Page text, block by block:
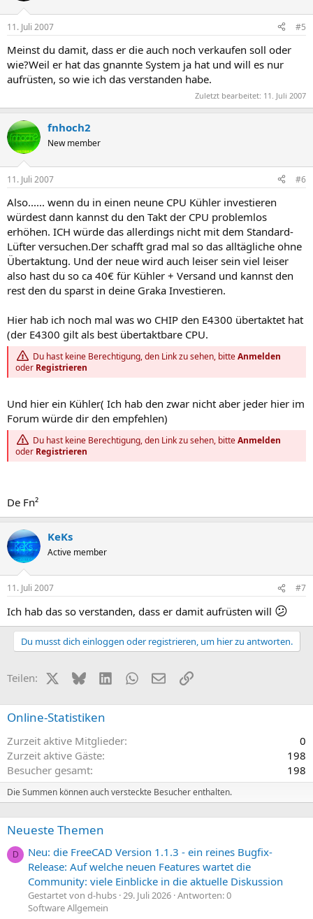
11. Juli 2007 #5
Meinst du damit, dass er die auch noch verkaufen soll oder
wie?Weil er hat das gnannte System ja hat und will es nur
aufrüsten, so wie ich das verstanden habe.
Zuletzt bearbeitet: 11. Juli 2007
fnhoch2
New member
11. Juli 2007 #6
Also...... wenn du in einen neune CPU Kühler investieren
würdest dann kannst du den Takt der CPU problemlos
erhöhen. ICH würde das allerdings nicht mit dem Standard-
Lüfter versuchen.Der schafft grad mal so das alltägliche ohne
Übertaktung. Und der neue wird auch leiser sein viel leiser
also hast du so ca 40€ für Kühler + Versand und kannst den
rest den du sparst in deine Graka Investieren.
Hier hab ich noch mal was wo CHIP den E4300 übertaktet hat
(der E4300 gilt als best übertaktbare CPU.
Du hast keine Berechtigung, den Link zu sehen, bitteAnmelden
oder Registrieren
Und hier ein Kühler( Ich hab den zwar nicht aber jeder hier im
Forum würde dir den empfehlen)
Du hast keine Berechtigung, den Link zu sehen, bitteAnmelden
oder Registrieren
De Fn²
KeKs
Active member
11. Juli 2007 #7
Ich hab das so verstanden, dass er damit aufrüsten will 😕
Du musst dich einloggen oder registrieren, um hier zu antworten.
Teilen: X (Twitter)
BlueskyLinkedInWhatsApp
E-MailLink
Online-Statistiken
Zurzeit aktive Mitglieder
0
Zurzeit aktive Gäste
198
Besucher gesamt
198
Die Summen können auch versteckte Besucher enthalten.
Neueste Themen
D
Neu: die FreeCAD Version 1.1.3 - ein reines Bugfix-
Release: Auf welche neuen Features wartet die
Community: viele Einblicke in die aktuelle Diskussion
Gestartet von d-hubs 29. Juli 2026 Antworten: 0
Software Allgemein